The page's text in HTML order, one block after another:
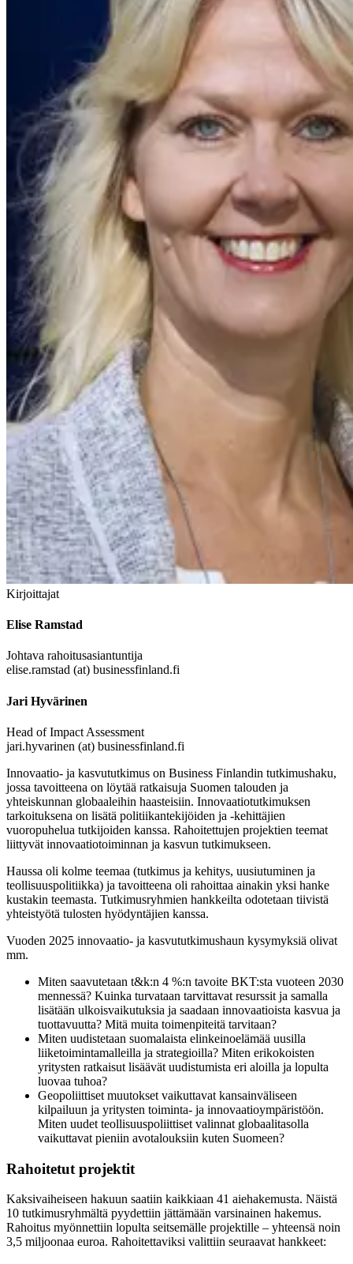
Kirjoittajat
Elise Ramstad
Johtava rahoitusasiantuntija
elise.ramstad (at) businessfinland.fi
Jari Hyvärinen
Head of Impact Assessment
jari.hyvarinen (at) businessfinland.fi
Innovaatio- ja kasvututkimus on Business Finlandin tutkimushaku,
jossa tavoitteena on löytää ratkaisuja Suomen talouden ja
yhteiskunnan globaaleihin haasteisiin. Innovaatiotutkimuksen
tarkoituksena on lisätä politiikantekijöiden ja -kehittäjien
vuoropuhelua tutkijoiden kanssa. Rahoitettujen projektien teemat
liittyvät innovaatiotoiminnan ja kasvun tutkimukseen.
Haussa oli kolme teemaa (tutkimus ja kehitys, uusiutuminen ja
teollisuuspolitiikka) ja tavoitteena oli rahoittaa ainakin yksi hanke
kustakin teemasta. Tutkimusryhmien hankkeilta odotetaan tiivistä
yhteistyötä tulosten hyödyntäjien kanssa.
Vuoden 2025 innovaatio- ja kasvututkimushaun kysymyksiä olivat
mm.
Miten saavutetaan t&k:n 4 %:n tavoite BKT:sta vuoteen 2030
mennessä? Kuinka turvataan tarvittavat resurssit ja samalla
lisätään ulkoisvaikutuksia ja saadaan innovaatioista kasvua ja
tuottavuutta? Mitä muita toimenpiteitä tarvitaan?
Miten uudistetaan suomalaista elinkeinoelämää uusilla
liiketoimintamalleilla ja strategioilla? Miten erikokoisten
yritysten ratkaisut lisäävät uudistumista eri aloilla ja lopulta
luovaa tuhoa?
Geopoliittiset muutokset vaikuttavat kansainväliseen
kilpailuun ja yritysten toiminta- ja innovaatioympäristöön.
Miten uudet teollisuuspoliittiset valinnat globaalitasolla
vaikuttavat pieniin avotalouksiin kuten Suomeen?
Rahoitetut projektit
Kaksivaiheiseen hakuun saatiin kaikkiaan 41 aiehakemusta. Näistä
10 tutkimusryhmältä pyydettiin jättämään varsinainen hakemus.
Rahoitus myönnettiin lopulta seitsemälle projektille – yhteensä noin
3,5 miljoonaa euroa. Rahoitettaviksi valittiin seuraavat hankkeet: